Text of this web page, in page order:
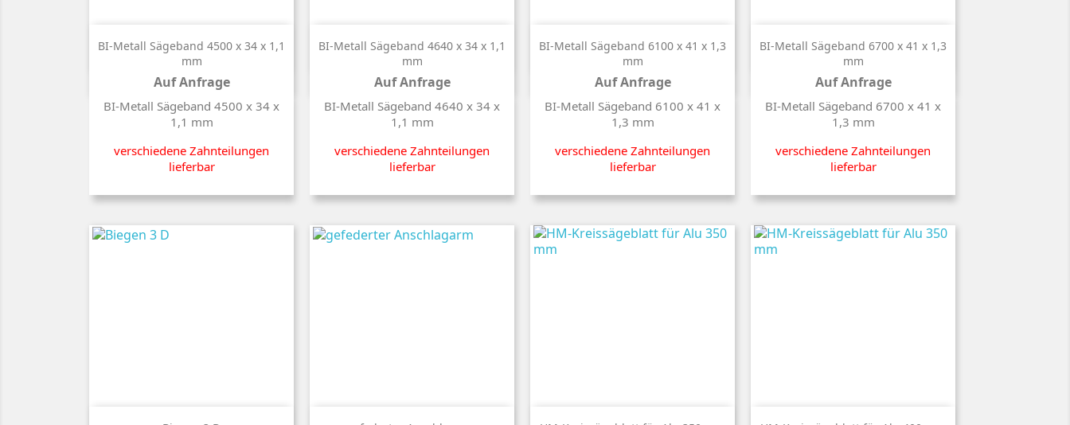
BI-Metall Sägeband 4500 x 34 x 1,1
mm
Auf Anfrage
BI-Metall Sägeband 4500 x 34 x
1,1 mm
verschiedene Zahnteilungen
lieferbar
 Kurzinfo
BI-Metall Sägeband 4640 x 34 x 1,1
mm
Auf Anfrage
BI-Metall Sägeband 4640 x 34 x
1,1 mm
verschiedene Zahnteilungen
lieferbar
 Kurzinfo
BI-Metall Sägeband 6100 x 41 x 1,3
mm
Auf Anfrage
BI-Metall Sägeband 6100 x 41 x
1,3 mm
verschiedene Zahnteilungen
lieferbar
 Kurzinfo
BI-Metall Sägeband 6700 x 41 x 1,3
mm
Auf Anfrage
BI-Metall Sägeband 6700 x 41 x
1,3 mm
verschiedene Zahnteilungen
lieferbar
 Kurzinfo